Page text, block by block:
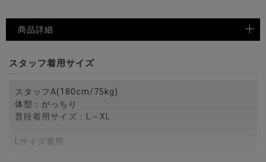
商品詳細
スタッフ着用サイズ
スタッフA(180cm/75kg)
体型：がっちり
普段着用サイズ：L～XL
Lサイズ着用